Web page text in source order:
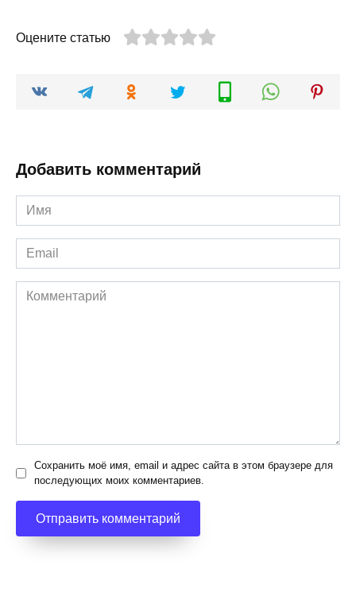
Оцените статью
Добавить комментарий
Имя
*
Email
*
Комментарий
Сохранить моё имя, email и адрес сайта в этом браузере для
последующих моих комментариев.